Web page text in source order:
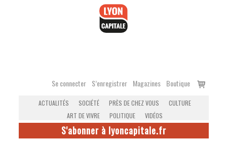
Se connecter S’enregistrer Magazines Boutique
Voir
ACTUALITÉS SOCIÉTÉ PRÈS DE CHEZ VOUS
CULTURE
ART DE VIVRE
POLITIQUE VIDÉOS
S'abonner à lyoncapitale.fr